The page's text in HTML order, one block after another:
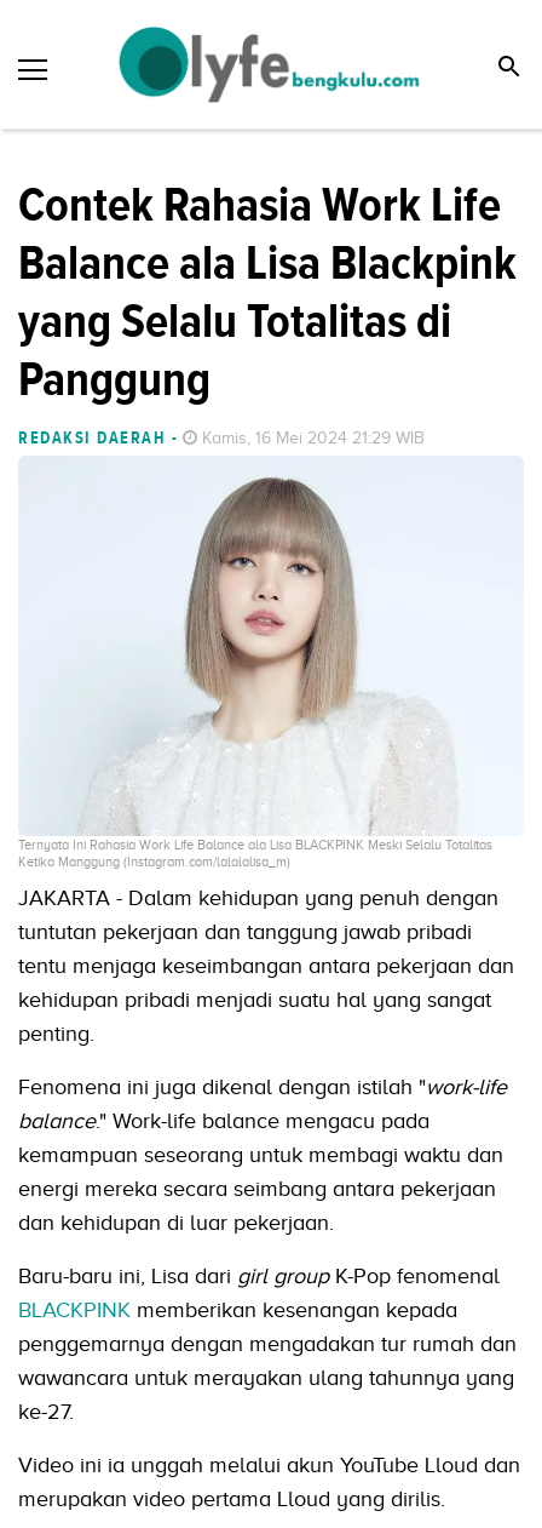
Contek Rahasia Work Life
Balance ala Lisa Blackpink
yang Selalu Totalitas di
Panggung
REDAKSI DAERAH - Kamis, 16 Mei 2024 21:29 WIB
Ternyata Ini Rahasia Work Life Balance ala Lisa BLACKPINK Meski Selalu Totalitas
Ketika Manggung (Instagram.com/lalalalisa_m)
JAKARTA - Dalam kehidupan yang penuh dengan
tuntutan pekerjaan dan tanggung jawab pribadi
tentu menjaga keseimbangan antara pekerjaan dan
kehidupan pribadi menjadi suatu hal yang sangat
penting.
Fenomena ini juga dikenal dengan istilah "work-life
balance." Work-life balance mengacu pada
kemampuan seseorang untuk membagi waktu dan
energi mereka secara seimbang antara pekerjaan
dan kehidupan di luar pekerjaan.
Baru-baru ini, Lisa dari girl group K-Pop fenomenal
BLACKPINK memberikan kesenangan kepada
penggemarnya dengan mengadakan tur rumah dan
wawancara untuk merayakan ulang tahunnya yang
ke-27.
Video ini ia unggah melalui akun YouTube Lloud dan
merupakan video pertama Lloud yang dirilis.